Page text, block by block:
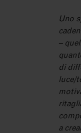
Uno
–
di
luce/
a